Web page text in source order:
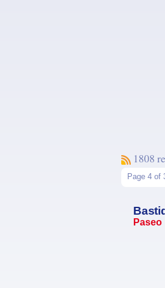
1808
Page 4 of
Paseo